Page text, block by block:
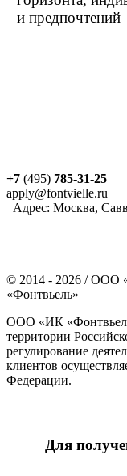
и предпочтений
+7 (495) 785-31-25
apply@fontvielle.ru
Адрес: Москва,
© 2014 - 2026 / ООО
«Фонтвьель»
ООО «ИК
территории
регулирование
клиентов
Федерации.
Для